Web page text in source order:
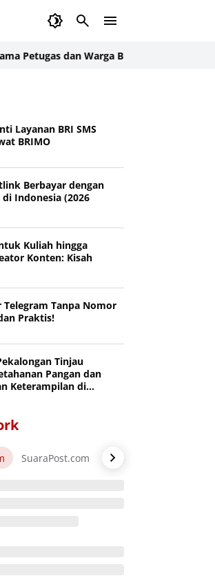
dan Warga Binaan, Rutan Rantau
Layanan BRI SMS
BRIMO
Berbayar dengan
di Indonesia (2026
Kuliah hingga
Konten: Kisah
Telegram Tanpa Nomor
Praktis!
Tinjau
Pangan dan
Keterampilan di
SuaraPost.com NarasiNews.com